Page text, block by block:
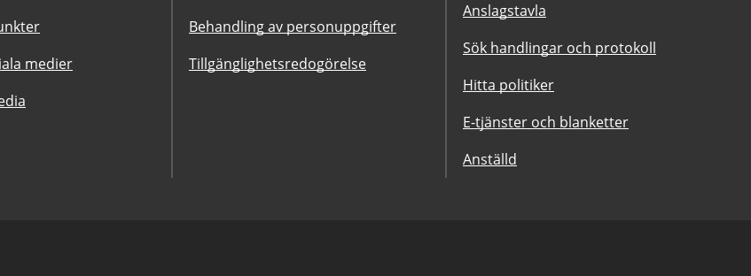
medier
Behandling av personuppgifter
Tillgänglighetsredogörelse
Anslagstavla
Sök handlingar och protokoll
Hitta politiker
E-tjänster och blanketter
Anställd